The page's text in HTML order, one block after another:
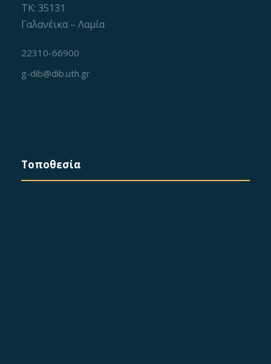
ΤΚ: 35131
Γαλανέικα – Λαμία
22310-66900
g-dib@dib.uth.gr
Τοποθεσία